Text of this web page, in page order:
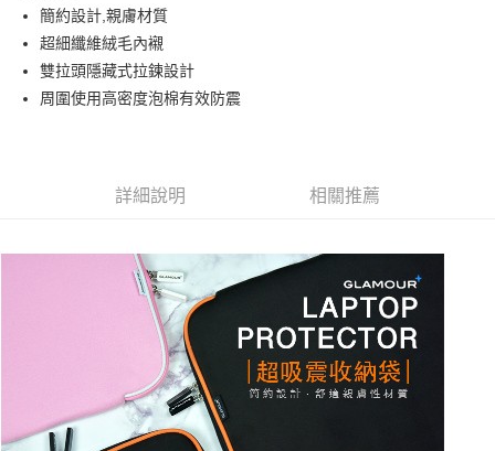
Apple Pay
街口支付
悠遊付
【關於「AFTEE先享後付」】
AFTEE先享後付是「在收到商品之後才付款」的支付方式。 讓您購物簡單
２．便利：只要手機號碼，簡訊認證，即可結帳。
３．安心：先確認商品／服務後，再付款。
【「AFTEE先享後付」結帳流程】
１．於結帳方式選擇「AFTEE先享後付」後，將跳轉至「AFTEE先享後付」
結帳頁面，進行簡訊認證並確認金額後，即可完成結帳。
２．訂單成立數日內，您將收到繳費通知簡訊。
３．收到繳費通知簡訊後14天內，點擊此簡訊中的連結，可透過四大超商／
ATM／網路銀行／等多元方式進行付款，方視為交易完成。
※ 請注意：結帳手續完成當下不需立刻繳費，但若您需要取消訂單，請聯絡
運送方式
每筆NT$60，滿NT$499(含以上)免運費
每筆NT$60，滿NT$499(含以上)免運費
7-11取貨付款
簡約設計,親膚材質
超細纖維絨毛內襯
雙拉頭隱藏式拉鍊設計
周圍使用高密度泡棉有效防震
詳細說明 相關推薦